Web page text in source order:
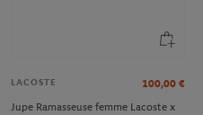
LACOSTE 100,00 €
Jupe Ramasseuse femme Lacoste x